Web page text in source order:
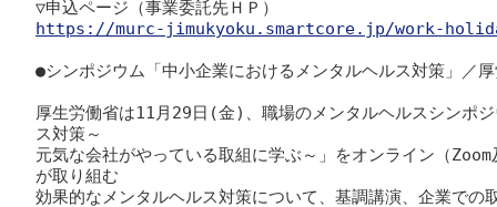
https://murc-jimukyoku.smartcore.jp/work-
●シンポジウム「中小企業におけるメンタルヘルス対策」／
厚生労働省は11月29日(金)、職場のメンタルヘルスシンポ
ス対策～
元気な会社がやっている取組に学ぶ～」をオンライン（
が取り組む
効果的なメンタルヘルス対策について、基調講演、企業での